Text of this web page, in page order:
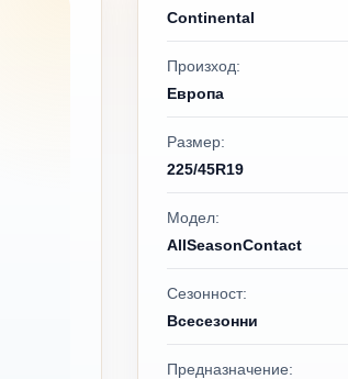
Continental
Произход:
Европа
Размер:
225/45R19
Модел:
AllSeasonContact
Сезонност:
Всесезонни
Предназначение: